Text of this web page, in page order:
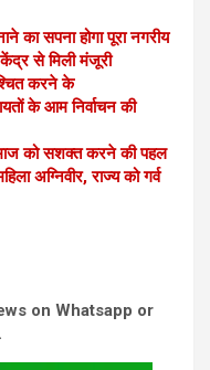
का सपना होगा पूरा नगरीय
से मिली मंजूरी
करने के
के आम निर्वाचन की
को सशक्त करने की पहल
अग्निवीर, राज्य को गर्व
on Whatsapp or